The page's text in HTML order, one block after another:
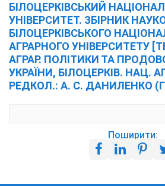
БІЛОЦЕРКІВСЬКИЙ
УНІВЕРСИТЕТ. ЗБІРНИК
БІЛОЦЕРКІВСЬКОГО
АГРАРНОГО УНІВЕРСИТЕТУ
АГРАР. ПОЛІТИКИ ТА
УКРАЇНИ, БІЛОЦЕРКІВ. НАЦ.
РЕДКОЛ.: А. С. ДАНИЛЕНКО
Поширити: